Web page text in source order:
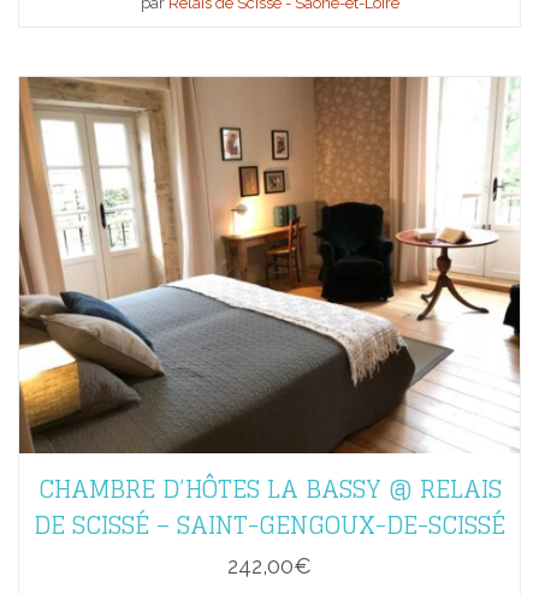
CHAMBRE D’HÔTES LA BASSY @ RELAIS
DE SCISSÉ – SAINT-GENGOUX-DE-SCISSÉ
242,00€